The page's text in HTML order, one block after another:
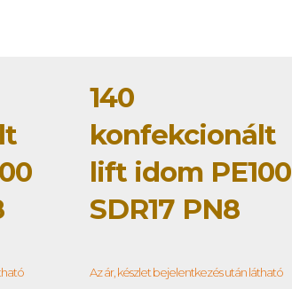
140
konfekcionált
lift idom PE100
SDR17 PN8
Az ár, készlet bejelentkezés után látható